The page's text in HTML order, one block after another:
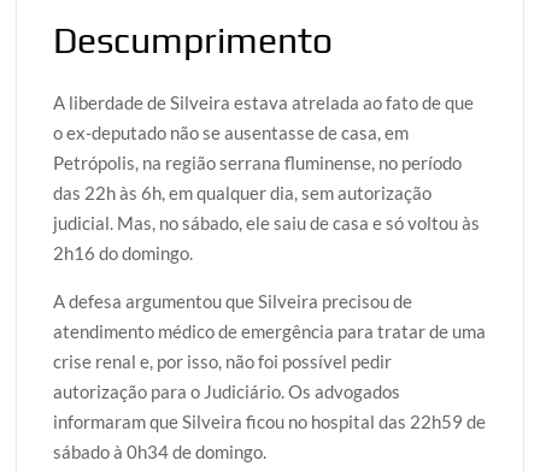
Descumprimento
A liberdade de Silveira estava atrelada ao fato de que
o ex-deputado não se ausentasse de casa, em
Petrópolis, na região serrana fluminense, no período
das 22h às 6h, em qualquer dia, sem autorização
judicial. Mas, no sábado, ele saiu de casa e só voltou às
2h16 do domingo.
A defesa argumentou que Silveira precisou de
atendimento médico de emergência para tratar de uma
crise renal e, por isso, não foi possível pedir
autorização para o Judiciário. Os advogados
informaram que Silveira ficou no hospital das 22h59 de
sábado à 0h34 de domingo.